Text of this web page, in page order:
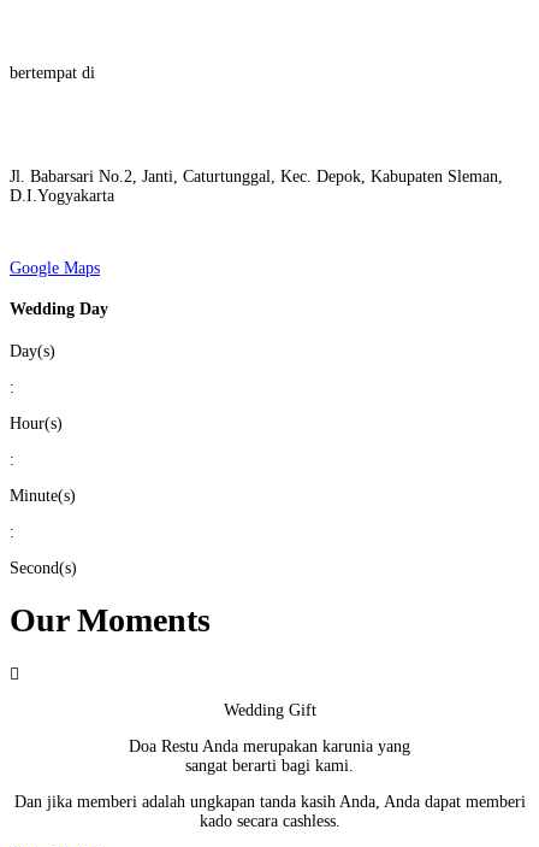
bertempat di
Jl. Babarsari No.2, Janti, Caturtunggal, Kec. Depok, Kabupaten Sleman,
D.I.Yogyakarta
Google Maps
Wedding Day
Day(s)
:
Hour(s)
:
Minute(s)
:
Second(s)
Our Moments

Wedding Gift
Doa Restu Anda merupakan karunia yang
sangat berarti bagi kami.
Dan jika memberi adalah ungkapan tanda kasih Anda, Anda dapat memberi
kado secara cashless.